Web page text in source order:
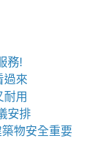
務!
過來
耐用
安排
物安全重要